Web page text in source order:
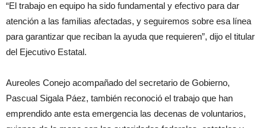
“El trabajo en equipo ha sido fundamental y efectivo para dar
atención a las familias afectadas, y seguiremos sobre esa línea
para garantizar que reciban la ayuda que requieren”, dijo el titular
del Ejecutivo Estatal.
Aureoles Conejo acompañado del secretario de Gobierno,
Pascual Sigala Páez, también reconoció el trabajo que han
emprendido ante esta emergencia las decenas de voluntarios,